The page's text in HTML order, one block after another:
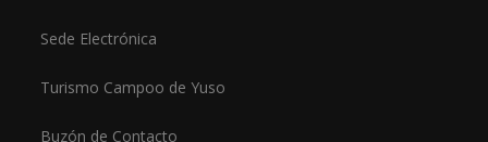
Sede Electrónica
Turismo Campoo de Yuso
Buzón de Contacto